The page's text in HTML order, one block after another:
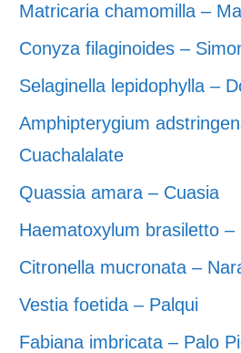
Matricaria chamomilla –
Conyza filaginoides –
Selaginella lepidophylla –
Amphipterygium
Cuachalalate
Quassia amara – Cuasia
Haematoxylum brasiletto –
Citronella mucronata –
Vestia foetida – Palqui
Fabiana imbricata – Palo